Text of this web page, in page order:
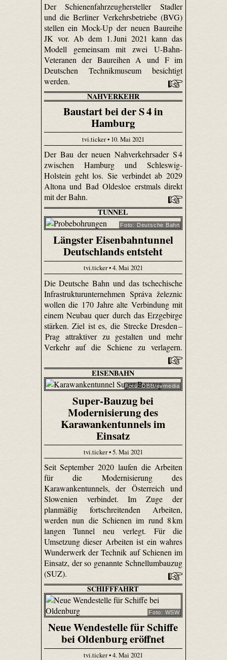
Der Schienenfahrzeughersteller Stadler
und die Berliner Verkehrsbetriebe (BVG)
stellen ein Mock-Up der neuen Baureihe
JK vor. Ab dem 1. Juni 2021 kann das
Modell gemeinsam mit zwei U-Bahn-
Veteranen der Baureihen A und F im
Deutschen Technikmuseum besichtigt
werden.
NAHVERKEHR
Baustart bei der S 4 in
Hamburg
tvi.ticker • 10. Mai 2021
Der Bau der neuen Nahverkehrsader S 4
zwischen Hamburg und Schleswig-
Holstein geht los. Sie verbindet ab 2029
Altona und Bad Oldesloe erstmals direkt
mit der Bahn.
TUNNEL
Foto: Deutsche Bahn
Längster Eisenbahntunnel
Deutschlands entsteht
tvi.ticker • 4. Mai 2021
Die Deutsche Bahn und das tschechische
Infrastrukturunternehmen Správa železnic
wollen die 170 Jahre alte Verbindung mit
einem Neubau quer durch das Erzgebirge
stärken. Ziel ist es, die Strecke Dresden –
Prag attraktiver zu gestalten und mehr
Verkehr auf die Schiene zu verlagern.
EISENBAHN
Foto: ÖBB/evmedia
Super-Bauzug bei
Modernisierung des
Karawankentunnels im
Einsatz
tvi.ticker • 5. Mai 2021
Seit September 2020 laufen die Arbeiten
für die Modernisierung des
Karawankentunnels, der Österreich und
Slowenien verbindet. Im Zuge der
planmäßig fortschreitenden Arbeiten,
werden nun die Schienen im rund 8 km
langen Tunnel neu verlegt. Für die
Umsetzung dieser Arbeiten ist ein wahres
Wunderwerk der Technik auf Schienen im
Einsatz, der so genannte Schnellumbauzug
(SUZ).
SCHIFFFAHRT
Foto: WSW
Neue Wendestelle für Schiffe
bei Oldenburg eröffnet
tvi.ticker • 4. Mai 2021